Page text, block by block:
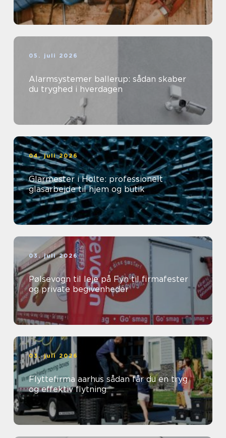
05. juli 2026
Alarmsystemer ballerup: sådan skaber
du tryghed i hverdagen
04. juli 2026
Glarmester i Holte: professionelt
glasarbejde til hjem og butik
03. juli 2026
Pølsevogn til leje på Fyn til firmafester
og private begivenheder
03. juli 2026
Flyttefirma aarhus sådan får du en tryg
og effektiv flytning